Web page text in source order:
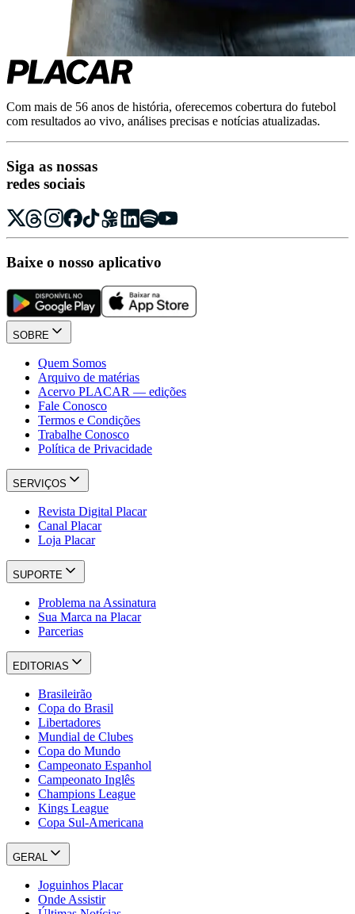
Com mais de 56 anos de história, oferecemos cobertura do futebol
com resultados ao vivo, análises precisas e notícias atualizadas.
Siga as nossas
redes sociais
Baixe o nosso aplicativo
SOBRE
Quem Somos
Arquivo de matérias
Acervo PLACAR — edições
Fale Conosco
Termos e Condições
Trabalhe Conosco
Política de Privacidade
SERVIÇOS
Revista Digital Placar
Canal Placar
Loja Placar
SUPORTE
Problema na Assinatura
Sua Marca na Placar
Parcerias
EDITORIAS
Brasileirão
Copa do Brasil
Libertadores
Mundial de Clubes
Copa do Mundo
Campeonato Espanhol
Campeonato Inglês
Champions League
Kings League
Copa Sul-Americana
GERAL
Joguinhos Placar
Onde Assistir